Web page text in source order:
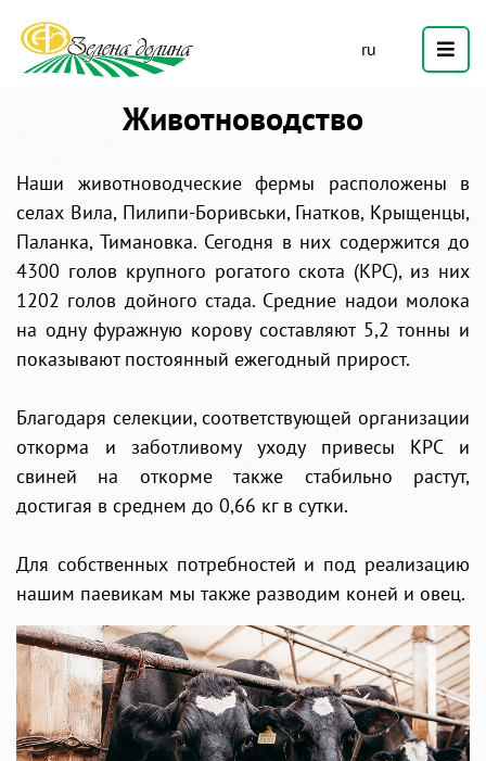
ru
Животноводство
Наши животноводческие фермы расположены в
селах Вила, Пилипи-Боривськи, Гнатков, Крыщенцы,
Паланка, Тимановка. Сегодня в них содержится до
4300 голов крупного рогатого скота (КРС), из них
1202 голов дойного стада. Средние надои молока
на одну фуражную корову составляют 5,2 тонны и
показывают постоянный ежегодный прирост.
Благодаря селекции, соответствующей организации
откорма и заботливому уходу привесы КРС и
свиней на откорме также стабильно растут,
достигая в среднем до 0,66 кг в сутки.
Для собственных потребностей и под реализацию
нашим паевикам мы также разводим коней и овец.